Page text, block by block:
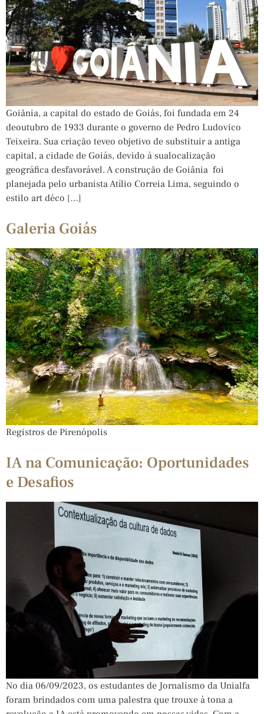
Goiânia, a capital do estado de Goiás, foi fundada em 24
deoutubro de 1933 durante o governo de Pedro Ludovico
Teixeira. Sua criação teveo objetivo de substituir a antiga
capital, a cidade de Goiás, devido à sualocalização
geográfica desfavorável. A construção de Goiânia foi
planejada pelo urbanista Atílio Correia Lima, seguindo o
estilo art déco […]
Galeria Goiás
Registros de Pirenópolis
IA na Comunicação: Oportunidades
e Desafios
No dia 06/09/2023, os estudantes de Jornalismo da Unialfa
foram brindados com uma palestra que trouxe à tona a